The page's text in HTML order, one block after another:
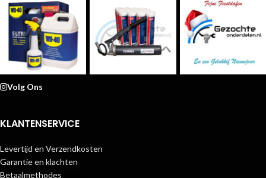
Volg Ons
KLANTENSERVICE
Levertijd en Verzendkosten
Garantie en klachten
Betaalmethodes